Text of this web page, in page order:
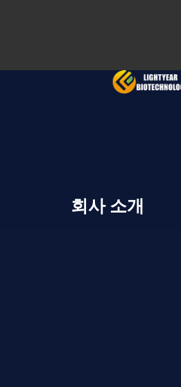
회사 소개